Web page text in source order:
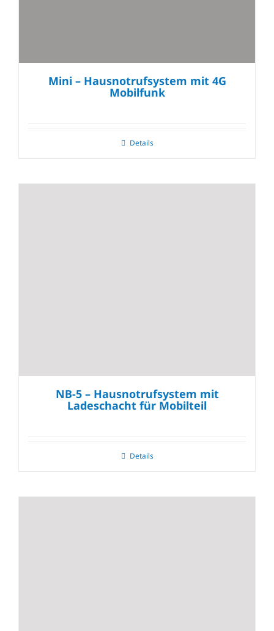
Mini – Hausnotrufsystem mit 4G
Mobilfunk
Details
NB-5 – Hausnotrufsystem mit
Ladeschacht für Mobilteil
Details